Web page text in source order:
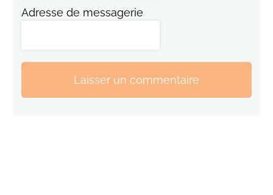
Adresse de messagerie
Laisser un commentaire